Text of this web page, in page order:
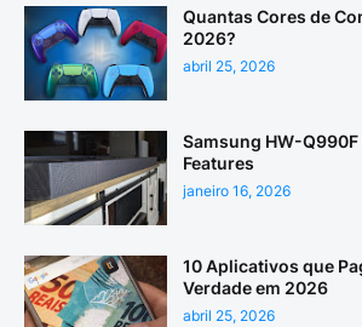
Quantas Cores de
2026?
abril 25, 2026
Samsung HW-
Features
janeiro 16, 2026
10 Aplicativos que
Verdade em 2026
abril 25, 2026